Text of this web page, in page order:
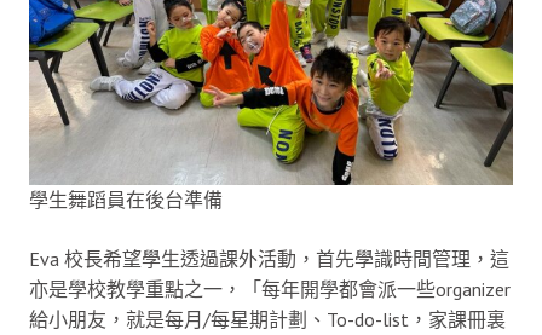
學生舞蹈員在後台準備
Eva 校長希望學生透過課外活動，首先學識時間管理，這
亦是學校教學重點之一，「每年開學都會派一些organizer
給小朋友，就是每月/每星期計劃、To-do-list，家課冊裏